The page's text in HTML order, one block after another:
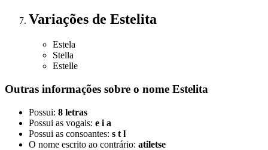
Variações de Estelita
Estela
Stella
Estelle
Outras informações sobre o nome Estelita
Possui: 8 letras
Possui as vogais: e i a
Possui as consoantes: s t l
O nome escrito ao contrário: atiletse